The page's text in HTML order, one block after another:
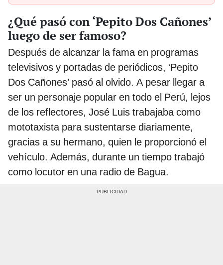
¿Qué pasó con ‘Pepito Dos Cañones’
luego de ser famoso?
Después de alcanzar la fama en programas
televisivos y portadas de periódicos, ‘Pepito
Dos Cañones’ pasó al olvido. A pesar llegar a
ser un personaje popular en todo el Perú, lejos
de los reflectores, José Luis trabajaba como
mototaxista para sustentarse diariamente,
gracias a su hermano, quien le proporcionó el
vehículo. Además, durante un tiempo trabajó
como locutor en una radio de Bagua.